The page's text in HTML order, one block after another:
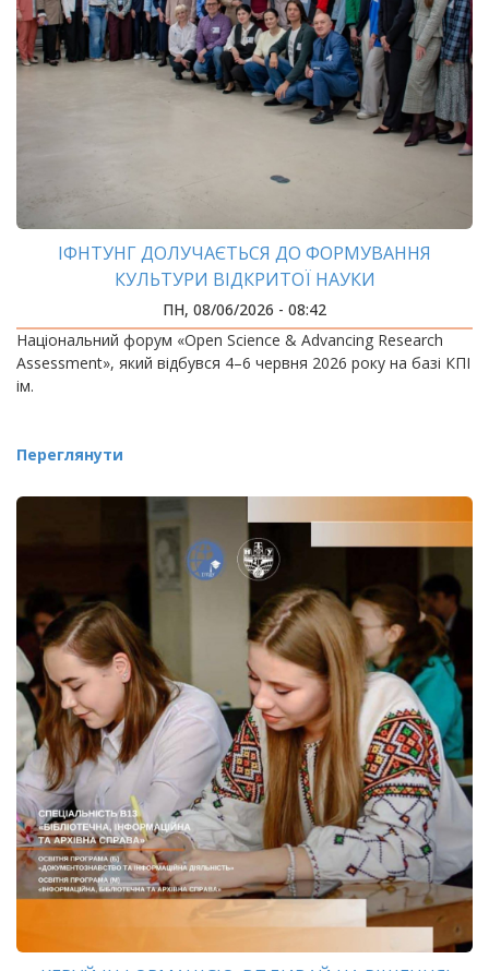
ІФНТУНГ ДОЛУЧАЄТЬСЯ ДО ФОРМУВАННЯ
КУЛЬТУРИ ВІДКРИТОЇ НАУКИ
ПН, 08/06/2026 - 08:42
Національний форум «Open Science & Advancing Research
Assessment», який відбувся 4–6 червня 2026 року на базі КПІ
ім.
Переглянути